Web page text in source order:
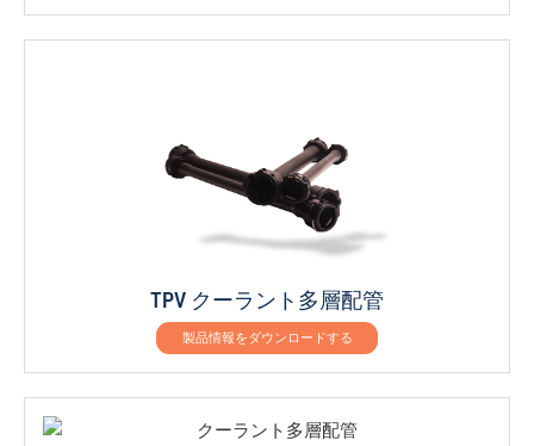
TPV クーラント多層配管
製品情報をダウンロードする